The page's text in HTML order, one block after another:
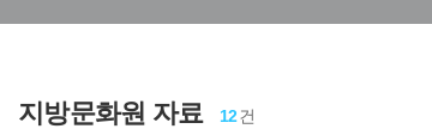
지방문화원 자료 12건